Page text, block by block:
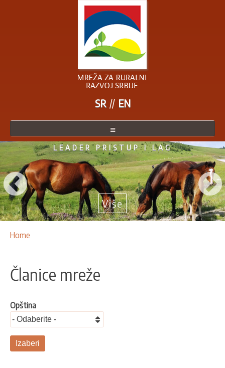
O MREŽI
ČLANICE MREŽE
POSTANITE ČLANICA
AKTUELNO
NAŠE AKTIVNOSTI
LEADER PRISTUP I LAG
RURALNI RAZVOJ
UMREŽAVANJE
PARTNERI
SR EN
LEADER PRISTUP I LAG
Više
Breadcrumbs
You
Home
Članice mreže
Opština